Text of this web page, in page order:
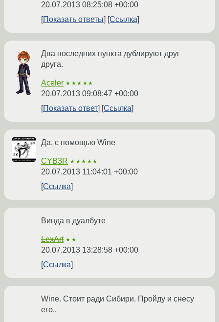
20.07.2013 08:25:08 +00:00
Показать ответы
Ссылка
Два последних пункта дублируют друг
друга.
Aceler ★★★★★
20.07.2013 09:08:47 +00:00
Показать ответ
Ссылка
Да, с помощью Wine
CYB3R ★★★★★
20.07.2013 11:04:01 +00:00
Ссылка
Винда в дуалбуте
LexArt ★★
20.07.2013 13:28:58 +00:00
Ссылка
Wine. Стоит ради Сибири. Пройду и снесу
его..